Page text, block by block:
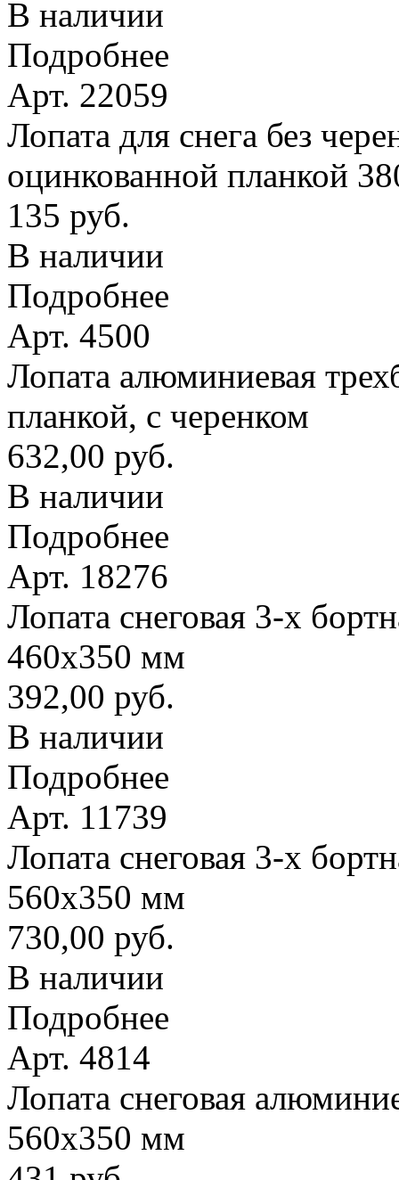
В наличии
Подробнее
Арт. 22059
Лопата для снега без
оцинкованной планкой
135 руб.
В наличии
Подробнее
Арт. 4500
Лопата алюминиевая
планкой, с черенком
632,00 руб.
В наличии
Подробнее
Арт. 18276
Лопата снеговая 3-х
460х350 мм
392,00 руб.
В наличии
Подробнее
Арт. 11739
Лопата снеговая 3-х
560х350 мм
730,00 руб.
В наличии
Подробнее
Арт. 4814
Лопата снеговая
560х350 мм